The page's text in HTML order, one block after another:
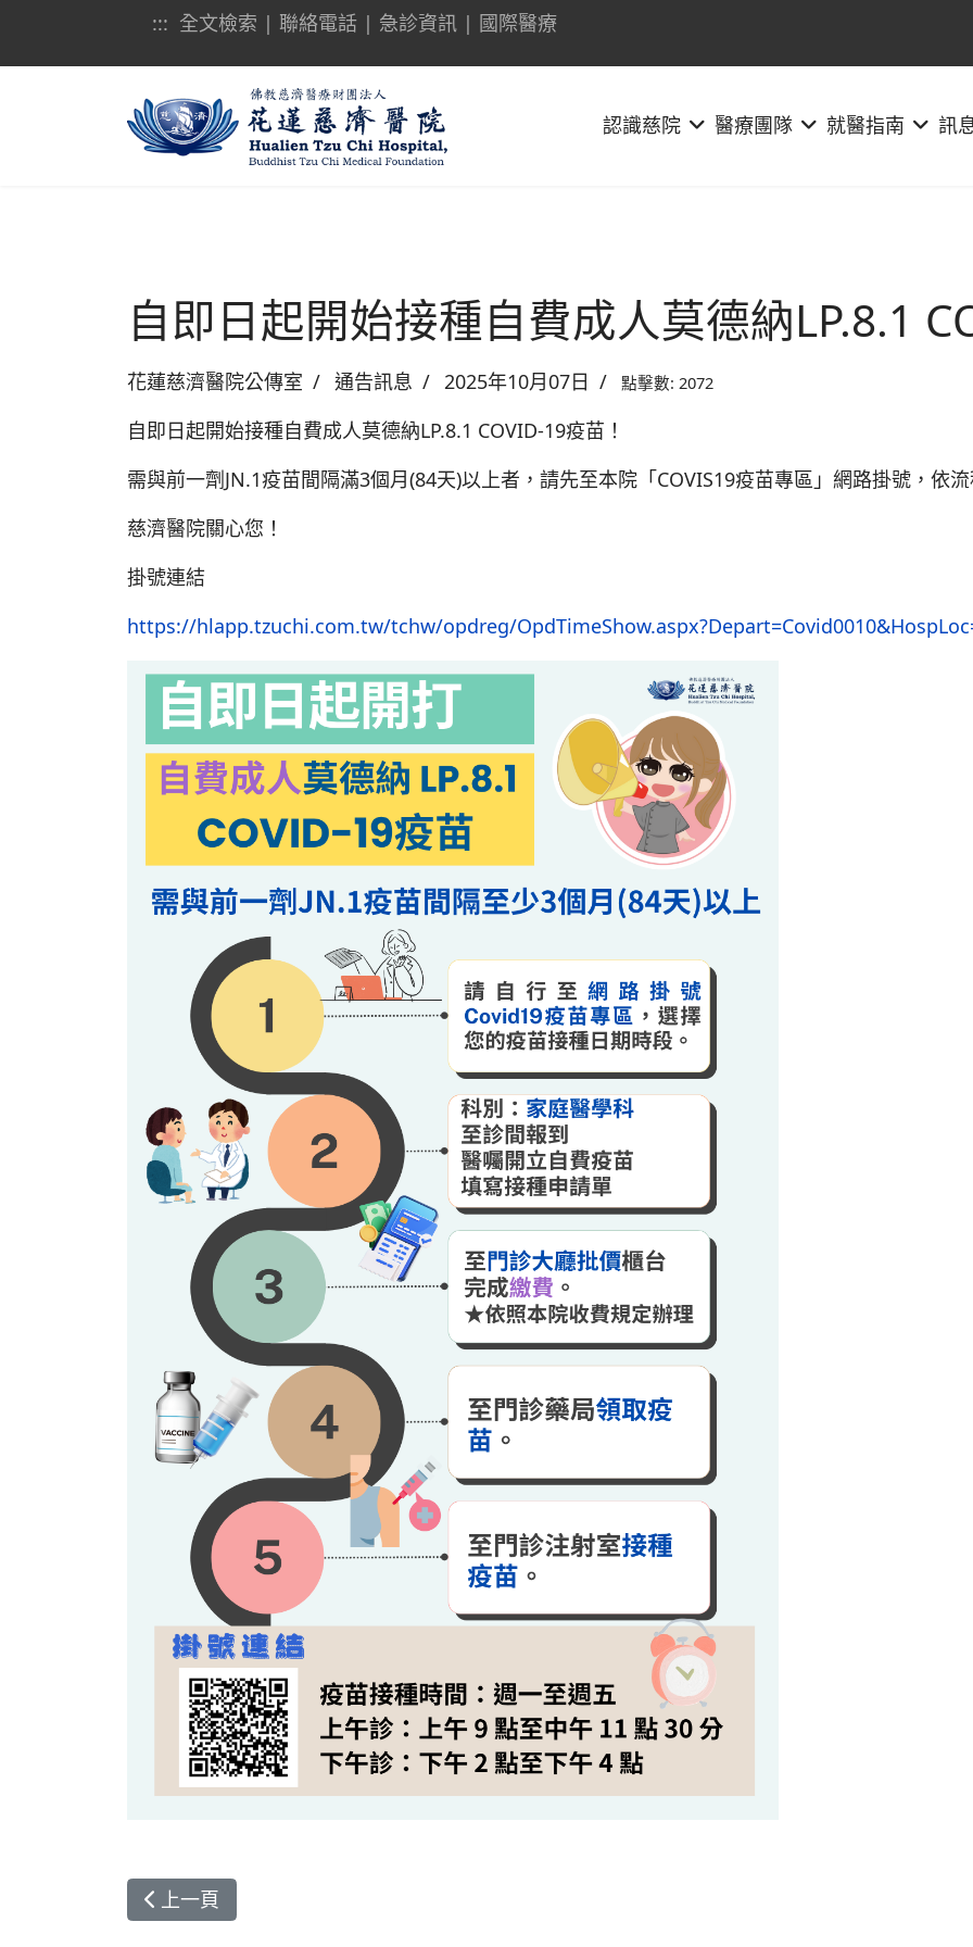
::: 全文檢索 | 聯絡電話| 急診資訊| 國際醫療
認識慈院 醫療團隊 就醫指南 訊
自即日起開始接種自費成人莫德納LP.8.1
花蓮慈濟醫院公傳室 通告訊息 2025年10月07日 點擊數: 2072
自即日起開始接種自費成人莫德納LP.8.1 COVID-19疫苗！
需與前一劑JN.1疫苗間隔滿3個月(84天)以上者，請先至本院「COVIS19疫苗專區」網路掛號，依
慈濟醫院關心您！
掛號連結
https://hlapp.tzuchi.com.tw/tchw/opdreg/
上一篇文章: 推薦優秀護理師加入花蓮慈院團隊，領取好康健檢方案
上一頁